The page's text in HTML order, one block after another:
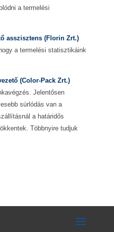
a termelési
asszisztens (Florin Zrt.)
a termelési statisztikáink
(Color-Pack Zrt.)
Jelentősen
súrlódás van a
a határidős
Többnyire tudjuk